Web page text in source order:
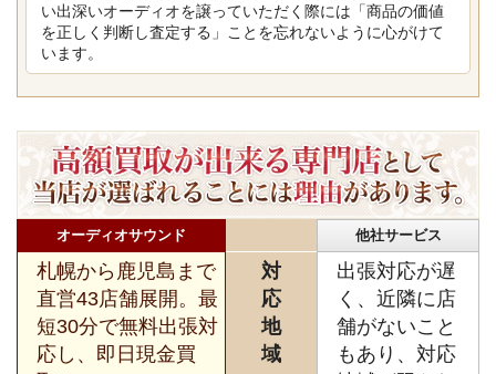
い出深いオーディオを譲っていただく際には「商品の価値
を正しく判断し査定する」ことを忘れないように心がけて
います。
オーディオサウンド 他社サービス
札幌から鹿児島まで
直営43店舗展開。最
短30分で無料出張対
応し、即日現金買
対
応
地
域
出張対応が遅
く、近隣に店
舗がないこと
もあり、対応